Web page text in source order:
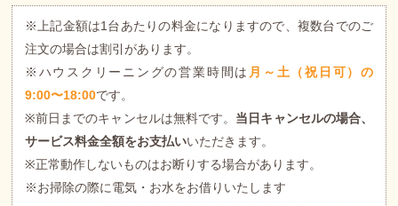
※上記金額は1台あたりの料金になりますので、複数台でのご
注文の場合は割引があります。
※ハウスクリーニングの営業時間は 月～土（祝日可）の
9:00〜18:00です。
※前日までのキャンセルは無料です。 当日キャンセルの場合、
サービス料金全額をお支払いいただきます。
※正常動作しないものはお断りする場合があります。
※お掃除の際に電気・お水をお借りいたします